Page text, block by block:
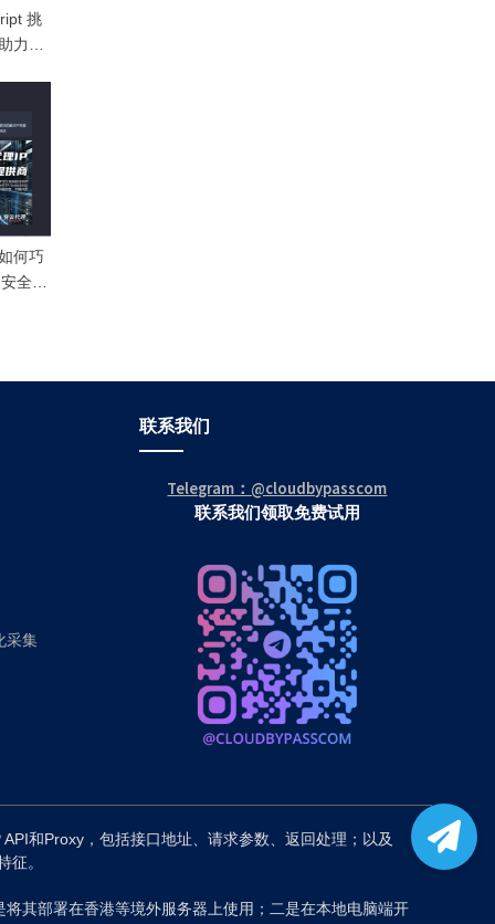
挑
力高
何巧
全检
采集
联系我们
Telegram：@cloudbypasscom
联系我们领取免费试用
和Proxy，包括接口地址、请求参数、返回处理；以及
征。
其部署在香港等境外服务器上使用；二是在本地电脑端开